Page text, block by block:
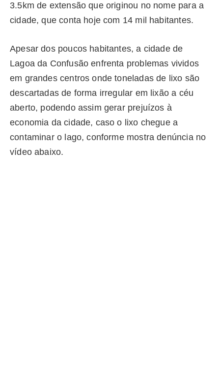
3.5km de extensão que originou no nome para a
cidade, que conta hoje com 14 mil habitantes.
Apesar dos poucos habitantes, a cidade de
Lagoa da Confusão enfrenta problemas vividos
em grandes centros onde toneladas de lixo são
descartadas de forma irregular em lixão a céu
aberto, podendo assim gerar prejuízos à
economia da cidade, caso o lixo chegue a
contaminar o lago, conforme mostra denúncia no
vídeo abaixo.